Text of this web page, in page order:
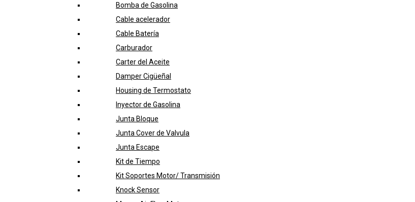
Bomba de Gasolina
Cable acelerador
Cable Batería
Carburador
Carter del Aceite
Damper Cigüeñal
Housing de Termostato
Inyector de Gasolina
Junta Bloque
Junta Cover de Valvula
Junta Escape
Kit de Tiempo
Kit Soportes Motor/ Transmisión
Knock Sensor